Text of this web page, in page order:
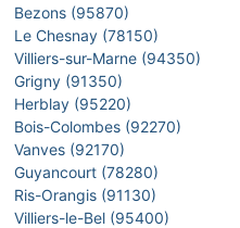
Bezons (95870)
Le Chesnay (78150)
Villiers-sur-Marne (94350)
Grigny (91350)
Herblay (95220)
Bois-Colombes (92270)
Vanves (92170)
Guyancourt (78280)
Ris-Orangis (91130)
Villiers-le-Bel (95400)